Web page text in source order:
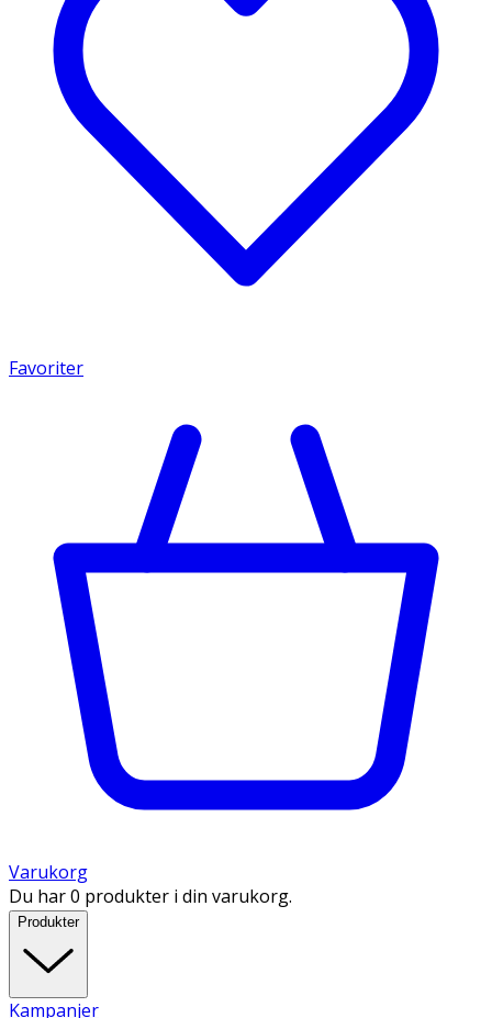
Favoriter
Varukorg
Du har 0 produkter i din varukorg.
Produkter
Kampanjer